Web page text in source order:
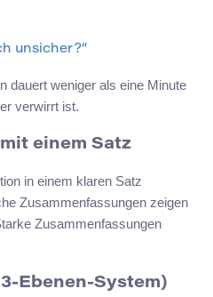
unsicher?“
dauert weniger als eine Minute
verwirrt ist.
einem Satz
in einem klaren Satz
Zusammenfassungen zeigen
Zusammenfassungen
Ebenen-System)